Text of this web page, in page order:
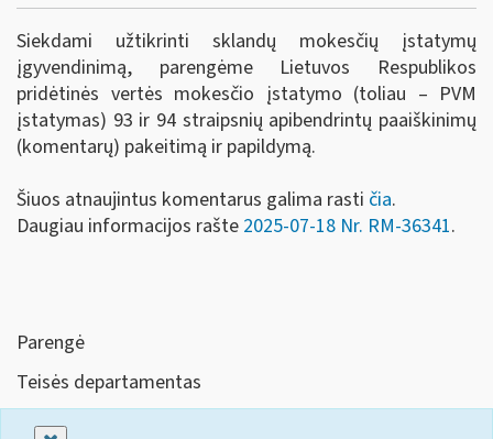
Siekdami užtikrinti sklandų mokesčių įstatymų
įgyvendinimą, parengėme Lietuvos Respublikos
pridėtinės vertės mokesčio įstatymo (toliau – PVM
įstatymas) 93 ir 94 straipsnių apibendrintų paaiškinimų
(komentarų) pakeitimą ir papildymą.
Šiuos atnaujintus komentarus galima rasti čia.
Daugiau informacijos rašte 2025-07-18 Nr. RM-36341.
Parengė
Teisės departamentas